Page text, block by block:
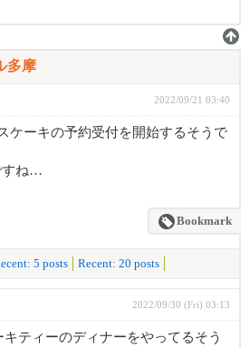
多摩
2022/09/21 03:40
ケーキの予約受付を開始するそうで
すね…
Bookmark
5 posts Recent: 20 posts
2022/09/30 (Fri) 03:13
ティーのディナーをやってるそう